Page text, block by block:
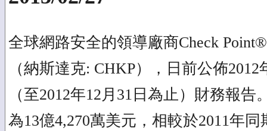
全球網路安全的領導廠商Check
（納斯達克: CHKP），日前公佈
（至2012年12月31日為止）財務報告
為13億4,270萬美元，相較於2011年